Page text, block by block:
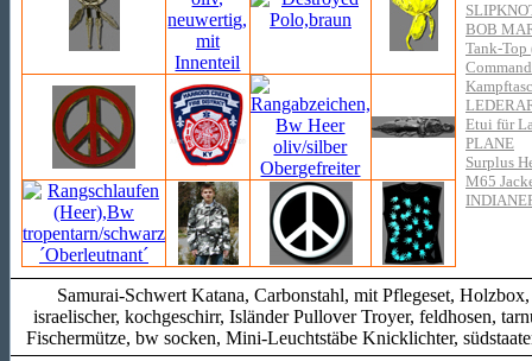
BOB
Tank-Top
Etui für
PLANE
Surplus
M65
Samurai-Schwert Katana, Carbonstahl, mit Pflegeset,
israelischer, kochgeschirr, Isländer Pullover Troyer, feldhosen,
Fischermütze, bw socken, Mini-Leuchtstäbe Knicklichter,